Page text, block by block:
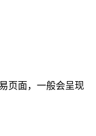
页面，一般会呈现